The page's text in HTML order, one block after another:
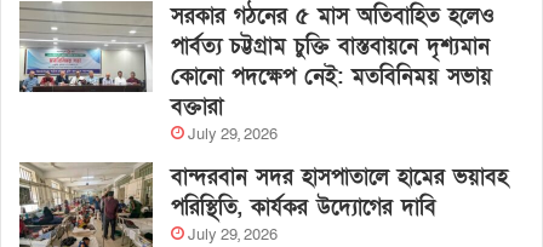
সরকার গঠনের ৫ মাস অতিবাহিত হলেও
পার্বত্য চট্টগ্রাম চুক্তি বাস্তবায়নে দৃশ্যমান
কোনো পদক্ষেপ নেই: মতবিনিময় সভায়
বক্তারা
July 29, 2026
বান্দরবান সদর হাসপাতালে হামের ভয়াবহ
পরিস্থিতি, কার্যকর উদ্যোগের দাবি
July 29, 2026